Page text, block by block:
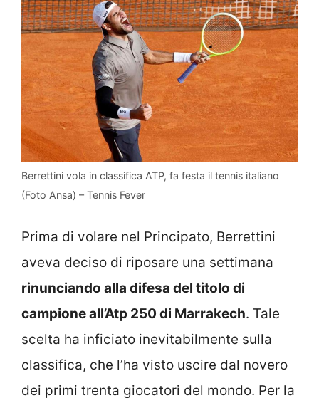
Berrettini vola in classifica ATP, fa festa il tennis italiano
(Foto Ansa) – Tennis Fever
Prima di volare nel Principato, Berrettini
aveva deciso di riposare una settimana
rinunciando alla difesa del titolo di
campione all’Atp 250 di Marrakech. Tale
scelta ha inficiato inevitabilmente sulla
classifica, che l’ha visto uscire dal novero
dei primi trenta giocatori del mondo. Per la